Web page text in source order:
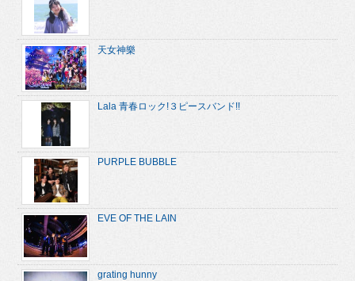
天女神樂
Lala 青春ロック!３ピースバンド!!
PURPLE BUBBLE
EVE OF THE LAIN
grating hunny